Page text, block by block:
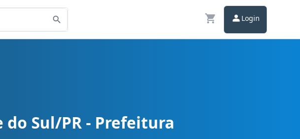
Login
Sul/PR - Prefeitura